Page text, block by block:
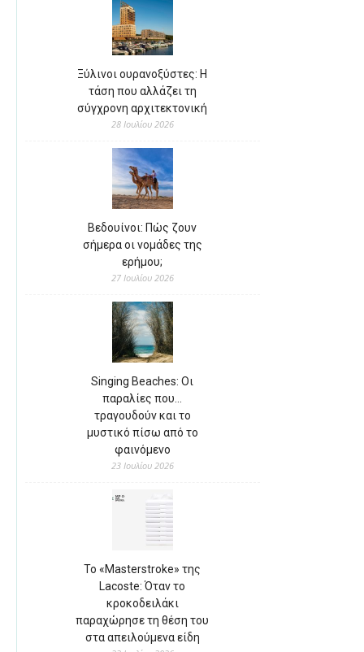
Ξύλινοι ουρανοξύστες: Η
τάση που αλλάζει τη
σύγχρονη αρχιτεκτονική
28 Ιουλίου 2026
Βεδουίνοι: Πώς ζουν
σήμερα οι νομάδες της
ερήμου;
27 Ιουλίου 2026
Singing Beaches: Οι
παραλίες που…
τραγουδούν και το
μυστικό πίσω από το
φαινόμενο
23 Ιουλίου 2026
Το «Masterstroke» της
Lacoste: Όταν το
κροκοδειλάκι
παραχώρησε τη θέση του
στα απειλούμενα είδη